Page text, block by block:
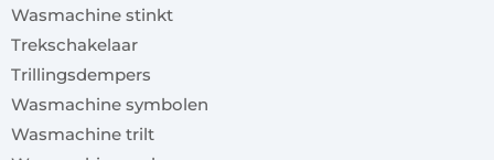
Wasmachine stinkt
Trekschakelaar
Trillingsdempers
Wasmachine symbolen
Wasmachine trilt